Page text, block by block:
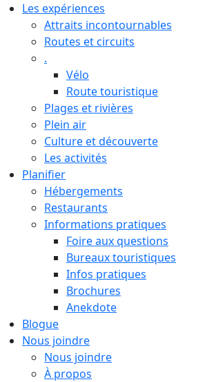
Les expériences
Attraits incontournables
Routes et circuits
.
Vélo
Route touristique
Plages et rivières
Plein air
Culture et découverte
Les activités
Planifier
Hébergements
Restaurants
Informations pratiques
Foire aux questions
Bureaux touristiques
Infos pratiques
Brochures
Anekdote
Blogue
Nous joindre
Nous joindre
À propos